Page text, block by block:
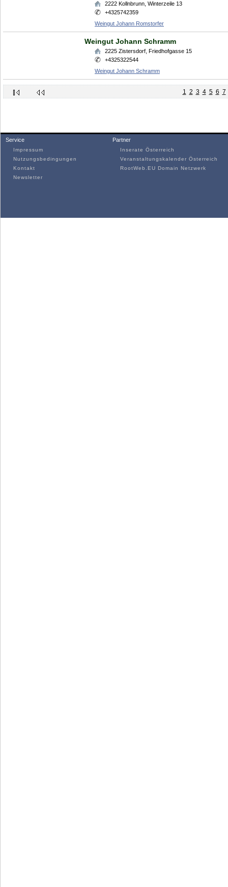
2222 Kollnbrunn Winterzeile 13
+4325742359
Weingut Johann Romstorfer
Weingut Johann Schramm
2225 Zistersdorf Friedhofgasse 15
+4325322544
Weingut Johann Schramm
1 2 3 4 5 6 7
Service
Impressum
Nutzungsbedingungen
Kontakt
Newsletter
Partner
Inserate Österreich
Veranstaltungskalender Österreich
RootWeb.EU Domain Netzwerk